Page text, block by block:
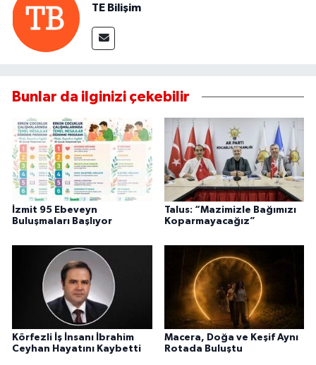
TE Bilişim
Bunlar da ilginizi çekebilir
İzmit 95 Ebeveyn
Buluşmaları Başlıyor
Talus: “Mazimizle Bağımızı
Koparmayacağız”
Körfezli İş İnsanı İbrahim
Ceyhan Hayatını Kaybetti
Macera, Doğa ve Keşif Aynı
Rotada Buluştu